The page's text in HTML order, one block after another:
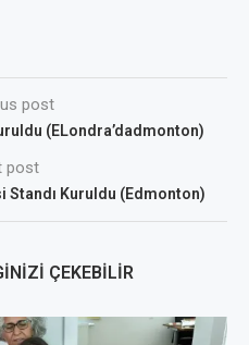
post
(ELondra’dadmonton)
post
Standı Kuruldu (Edmonton)
ÇEKEBILIR